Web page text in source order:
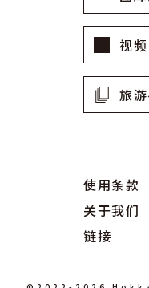
视频
旅
使用条款
关于我们
链接